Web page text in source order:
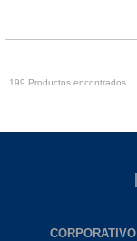
199 Productos encontrados
CORPORATIVO